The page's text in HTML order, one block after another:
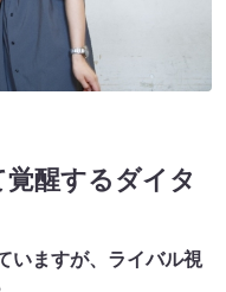
醒するダイタ
ますが、ライバル視